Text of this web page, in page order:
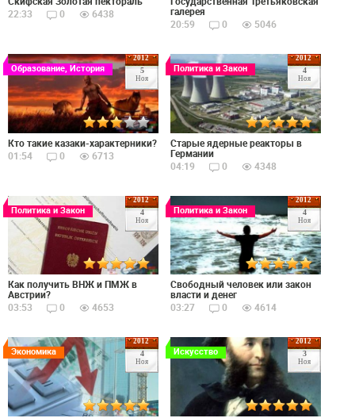
22:33
0 6438
галерея
20:59
0 5046
2012
5
Ноя
Образование, История
Кто такие казаки-характерники?
01:54
0 6713
2012
4
Ноя
Политика и Закон
Старые ядерные реакторы в
Германии
04:19
0 4348
2012
4
Ноя
Политика и Закон
Как получить ВНЖ и ПМЖ в
Австрии?
03:53
0 4653
2012
4
Ноя
Политика и Закон
Свободный человек или закон
власти и денег
03:27
0 4614
2012
4
Ноя
Экономика
2012
3
Ноя
Искусство